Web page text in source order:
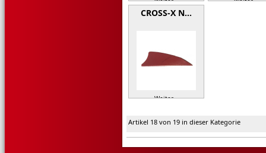
CROSS-X N…
Weiter »
Artikel 18 von 19 in dieser Kategorie